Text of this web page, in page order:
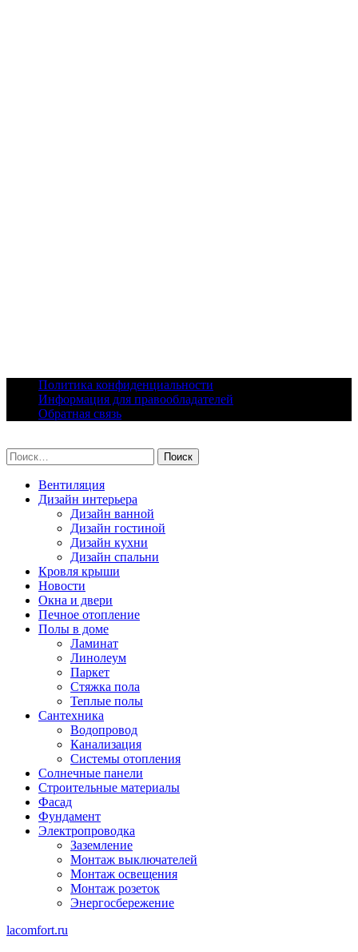
content
Политика конфиденциальности
Информация для правообладателей
Обратная связь
Найти:
Вентиляция
Дизайн интерьера
Дизайн ванной
Дизайн гостиной
Дизайн кухни
Дизайн спальни
Кровля крыши
Новости
Окна и двери
Печное отопление
Полы в доме
Ламинат
Линолеум
Паркет
Стяжка пола
Теплые полы
Сантехника
Водопровод
Канализация
Системы отопления
Солнечные панели
Строительные материалы
Фасад
Фундамент
Электропроводка
Заземление
Монтаж выключателей
Монтаж освещения
Монтаж розеток
Энергосбережение
lacomfort.ru